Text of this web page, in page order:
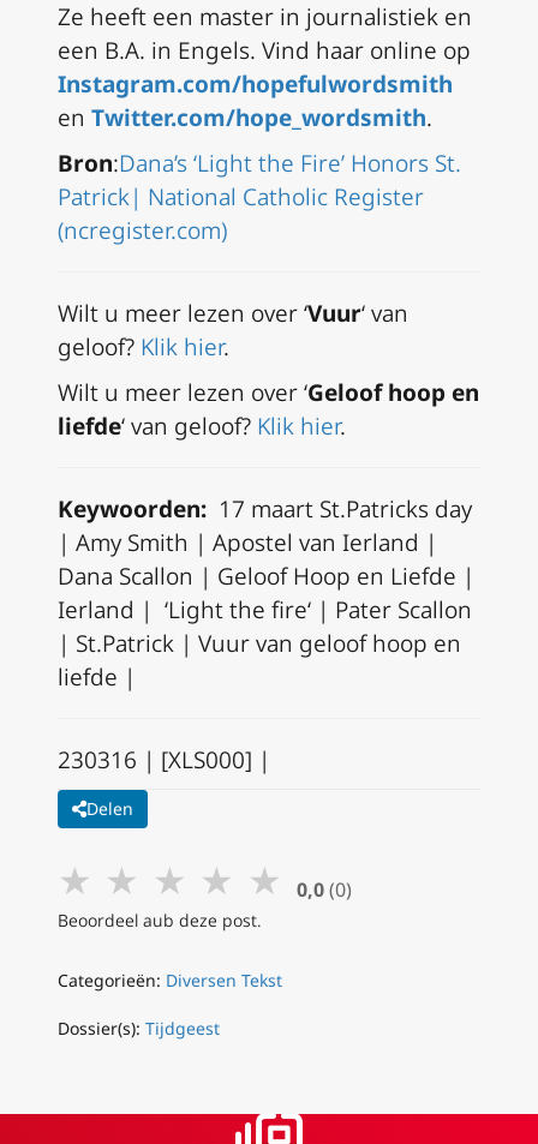
Ze heeft een master in journalistiek en
een B.A. in Engels. Vind haar online op
Instagram.com/hopefulwordsmith
en Twitter.com/hope_wordsmith.
Bron:Dana’s ‘Light the Fire’ Honors St.
Patrick| National Catholic Register
(ncregister.com)
Wilt u meer lezen over ‘Vuur‘ van
geloof? Klik hier.
Wilt u meer lezen over ‘Geloof hoop en
liefde‘ van geloof? Klik hier.
Keywoorden: 17 maart St.Patricks day
| Amy Smith | Apostel van Ierland |
Dana Scallon | Geloof Hoop en Liefde |
Ierland | ‘Light the fire‘ | Pater Scallon
| St.Patrick | Vuur van geloof hoop en
liefde |
230316 | [XLS000] |
Delen
★ ★ ★ ★ ★ 0,0 (0)
Beoordeel aub deze post.
Categorieën: Diversen Tekst
Dossier(s): Tijdgeest